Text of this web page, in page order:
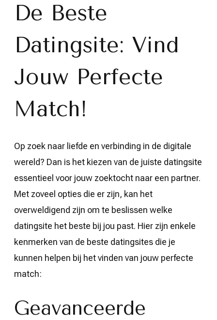
Site!
De Beste
Datingsite: Vind
Jouw Perfecte
Match!
Op zoek naar liefde en verbinding in de digitale
wereld? Dan is het kiezen van de juiste datingsite
essentieel voor jouw zoektocht naar een partner.
Met zoveel opties die er zijn, kan het
overweldigend zijn om te beslissen welke
datingsite het beste bij jou past. Hier zijn enkele
kenmerken van de beste datingsites die je
kunnen helpen bij het vinden van jouw perfecte
match:
Geavanceerde